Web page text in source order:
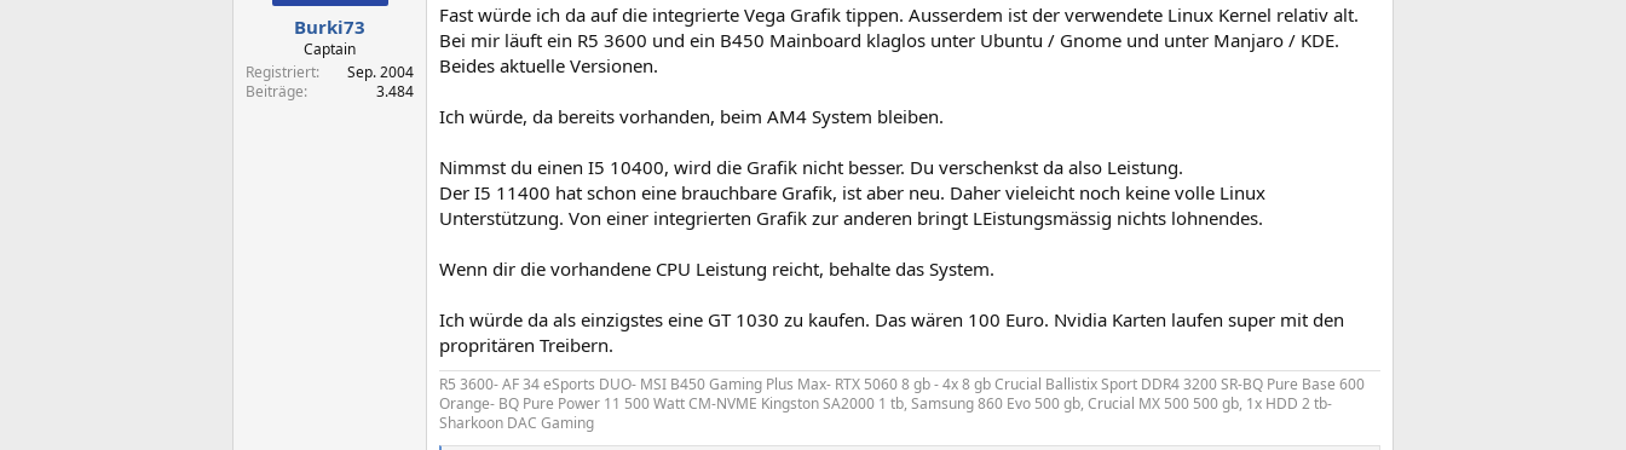
n
:
Burki73
Captain
Registriert
Sep. 2004
Beiträge
3.484
Fast würde ich da auf die integrierte Vega Grafik tippen. Ausserdem ist der verwendete Linux Kernel relativ alt.
Bei mir läuft ein R5 3600 und ein B450 Mainboard klaglos unter Ubuntu / Gnome und unter Manjaro / KDE.
Beides aktuelle Versionen.
Ich würde, da bereits vorhanden, beim AM4 System bleiben.
Nimmst du einen I5 10400, wird die Grafik nicht besser. Du verschenkst da also Leistung.
Der I5 11400 hat schon eine brauchbare Grafik, ist aber neu. Daher vieleicht noch keine volle Linux
Unterstützung. Von einer integrierten Grafik zur anderen bringt LEistungsmässig nichts lohnendes.
Wenn dir die vorhandene CPU Leistung reicht, behalte das System.
Ich würde da als einzigstes eine GT 1030 zu kaufen. Das wären 100 Euro. Nvidia Karten laufen super mit den
propritären Treibern.
R5 3600- AF 34 eSports DUO- MSI B450 Gaming Plus Max- RTX 5060 8 gb - 4x 8 gb Crucial Ballistix Sport DDR4 3200 SR-BQ Pure Base 600
Orange- BQ Pure Power 11 500 Watt CM-NVME Kingston SA2000 1 tb, Samsung 860 Evo 500 gb, Crucial MX 500 500 gb, 1x HDD 2 tb-
Sharkoon DAC Gaming